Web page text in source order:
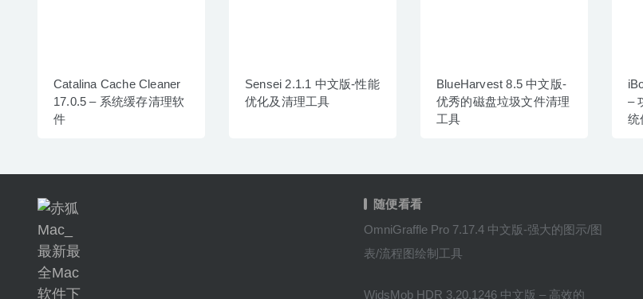
Catalina Cache Cleaner
17.0.5 – 系统缓存清理软
件
Sensei 2.1.1 中文版-性能
优化及清理工具
BlueHarvest 8.5 中文版-
优秀的磁盘垃圾文件清理
工具
–
统
随便看看
OmniGraffle Pro 7.17.4 中文版-强大的图示/图
表/流程图绘制工具
WidsMob HDR 3.20.1246 中文版 – 高效的